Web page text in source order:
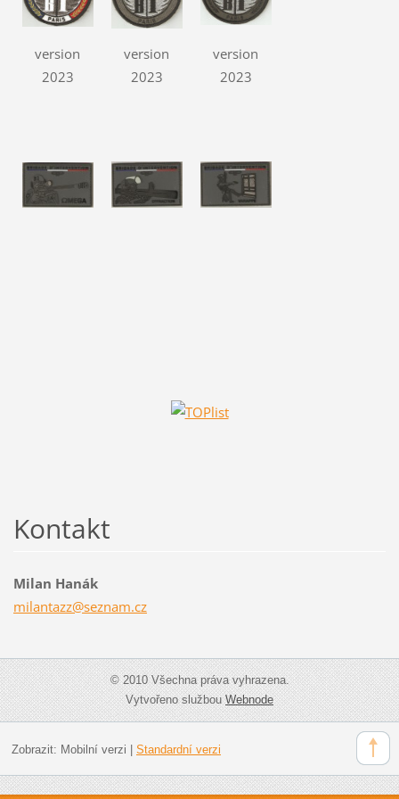
version
2023
version
2023
version
2023
Kontakt
Milan Hanák
milantazz@seznam.cz
© 2010 Všechna práva vyhrazena.
Vytvořeno službouWebnode
Zobrazit: Mobilní verzi Standardní verzi